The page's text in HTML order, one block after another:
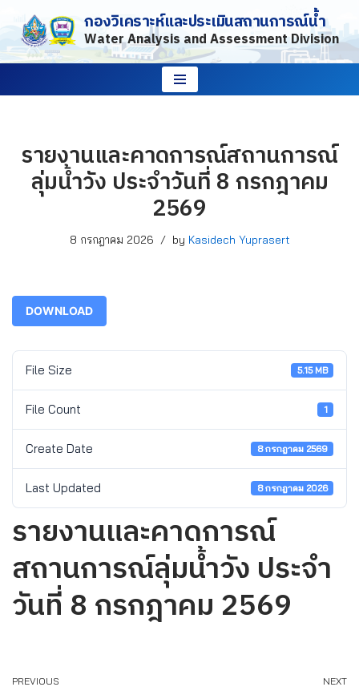
Skip
to
กองวิเคราะห์และประเมินสถานการณ์น้ำ
Water Analysis and Assessment Division
รายงานและคาดการณ์สถานการณ์
ลุ่มน้ำวัง ประจำวันที่ 8 กรกฎาคม
2569
8 กรกฎาคม 2026 by Kasidech Yuprasert
DOWNLOAD
File Size 5.15 MB
File Count 1
Create Date 8 กรกฎาคม 2569
Last Updated 8 กรกฎาคม 2026
รายงานและคาดการณ์
สถานการณ์ลุ่มน้ำวัง ประจำ
วันที่ 8 กรกฎาคม 2569
PREVIOUS NEXT